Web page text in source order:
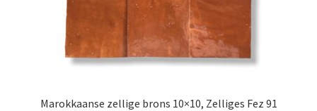
Marokkaanse zellige brons 10×10, Zelliges Fez 91